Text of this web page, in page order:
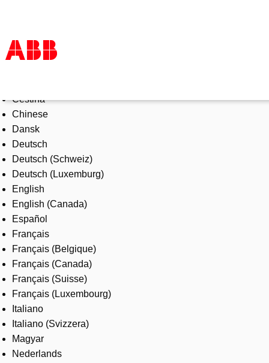
Products & Solutions
Industries
Services
About us
Where to buy
Contact us
Careers
Čeština
Chinese
Dansk
Deutsch
Deutsch (Schweiz)
Deutsch (Luxemburg)
English
English (Canada)
Español
Français
Français (Belgique)
Français (Canada)
Français (Suisse)
Français (Luxembourg)
Italiano
Italiano (Svizzera)
Magyar
Nederlands